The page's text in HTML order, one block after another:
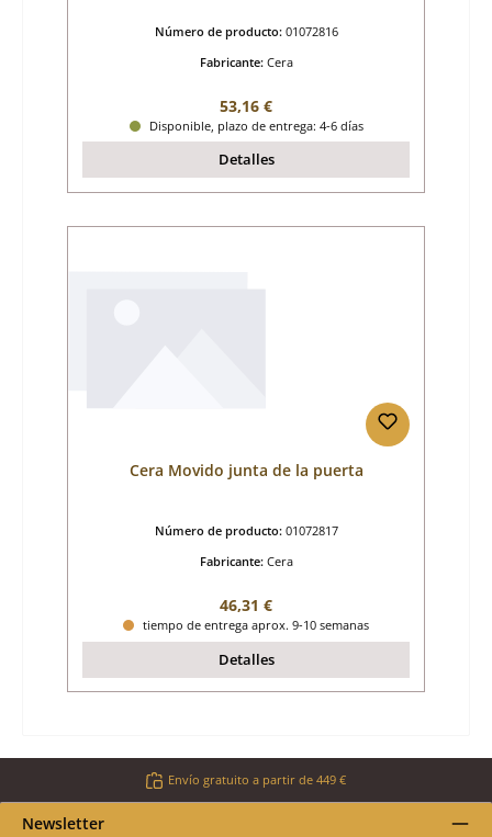
Número de producto: 01072816
Fabricante: Cera
Precio normal:
53,16 €
Disponible, plazo de entrega: 4-6 días
Detalles
Cera Movido junta de la puerta
Número de producto: 01072817
Fabricante: Cera
Precio normal:
46,31 €
tiempo de entrega aprox. 9-10 semanas
Detalles
Envío gratuito a partir de 449 €
Newsletter